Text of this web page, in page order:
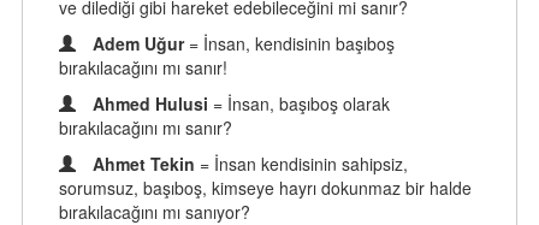
ve dilediği gibi hareket edebileceğini mi sanır?
Adem Uğur = İnsan, kendisinin başıboş
bırakılacağını mı sanır!
Ahmed Hulusi = İnsan, başıboş olarak
bırakılacağını mı sanır?
Ahmet Tekin = İnsan kendisinin sahipsiz,
sorumsuz, başıboş, kimseye hayrı dokunmaz bir halde
bırakılacağını mı sanıyor?